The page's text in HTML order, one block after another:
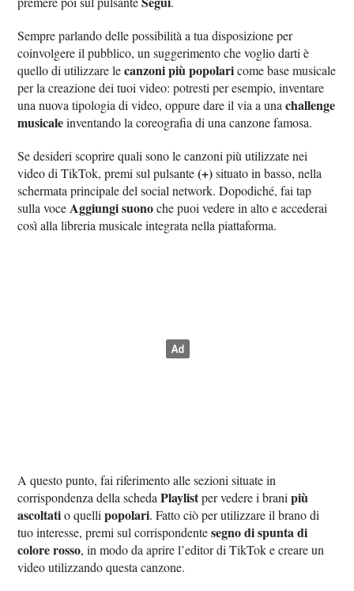
Sempre parlando delle possibilità a tua disposizione per
coinvolgere il pubblico, un suggerimento che voglio darti è
quello di utilizzare lecanzoni più popolaricome base musicale
per la creazione dei tuoi video: potresti per esempio, inventare
una nuova tipologia di video, oppure dare il via a unachallenge
musicaleinventando la coreografia di una canzone famosa.
Se desideri scoprire quali sono le canzoni più utilizzate nei
video di TikTok, premi sul pulsante(+)situato in basso, nella
schermata principale del social network. Dopodiché, fai tap
sulla voceAggiungi suonoche puoi vedere in alto e accederai
così alla libreria musicale integrata nella piattaforma.
A questo punto, fai riferimento alle sezioni situate in
corrispondenza della schedaPlaylistper vedere i branipiù
ascoltatio quellipopolari. Fatto ciò per utilizzare il brano di
tuo interesse, premi sul corrispondentesegno di spunta di
colore rosso, in modo da aprire l’editor di TikTok e creare un
video utilizzando questa canzone.